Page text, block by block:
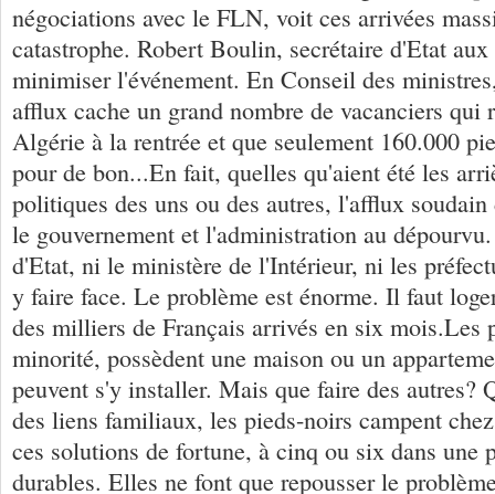
négociations avec le FLN, voit ces arrivées
catastrophe. Robert Boulin, secrétaire d'Etat
minimiser l'événement. En Conseil des
afflux cache un grand nombre de vacanciers qui
Algérie à la rentrée et que seulement 160.000
pour de bon...En fait, quelles qu'aient été les
politiques des uns ou des autres, l'afflux
le gouvernement et l'administration au
d'Etat, ni le ministère de l'Intérieur, ni les
y faire face. Le problème est énorme. Il faut
des milliers de Français arrivés en six mois.Les
minorité, possèdent une maison ou un
peuvent s'y installer. Mais que faire des autres?
des liens familiaux, les pieds-noirs campent
ces solutions de fortune, à cinq ou six dans une
durables. Elles ne font que repousser le